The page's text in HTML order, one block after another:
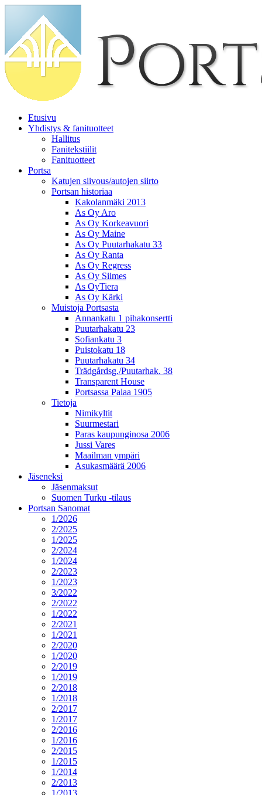
Etusivu
Yhdistys & fanituotteet
Hallitus
Fanitekstiilit
Fanituotteet
Portsa
Katujen siivous/autojen siirto
Portsan historiaa
Kakolanmäki 2013
As Oy Aro
As Oy Korkeavuori
As Oy Maine
As Oy Puutarhakatu 33
As Oy Ranta
As Oy Regress
As Oy Siimes
As OyTiera
As Oy Kärki
Muistoja Portsasta
Annankatu 1 pihakonsertti
Puutarhakatu 23
Sofiankatu 3
Puistokatu 18
Puutarhakatu 34
Trädgårdsg./Puutarhak. 38
Transparent House
Portsassa Palaa 1905
Tietoja
Nimikyltit
Suurmestari
Paras kaupunginosa 2006
Jussi Vares
Maailman ympäri
Asukasmäärä 2006
Jäseneksi
Jäsenmaksut
Suomen Turku -tilaus
Portsan Sanomat
1/2026
2/2025
1/2025
2/2024
1/2024
2/2023
1/2023
3/2022
2/2022
1/2022
2/2021
1/2021
2/2020
1/2020
2/2019
1/2019
2/2018
1/2018
2/2017
1/2017
2/2016
1/2016
2/2015
1/2015
1/2014
2/2013
1/2013